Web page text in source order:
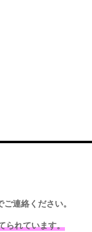
連絡ください。
られています。